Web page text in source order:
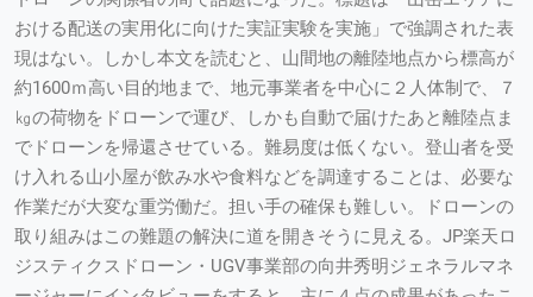
おける配送の実用化に向けた実証実験を実施」で強調された表
現はない。しかし本文を読むと、山間地の離陸地点から標高が
約1600ｍ高い目的地まで、地元事業者を中心に２人体制で、７
㎏の荷物をドローンで運び、しかも自動で届けたあと離陸点ま
でドローンを帰還させている。難易度は低くない。登山者を受
け入れる山小屋が飲み水や食料などを調達することは、必要な
作業だが大変な重労働だ。担い手の確保も難しい。ドローンの
取り組みはこの難題の解決に道を開きそうに見える。JP楽天ロ
ジスティクスドローン・UGV事業部の向井秀明ジェネラルマネ